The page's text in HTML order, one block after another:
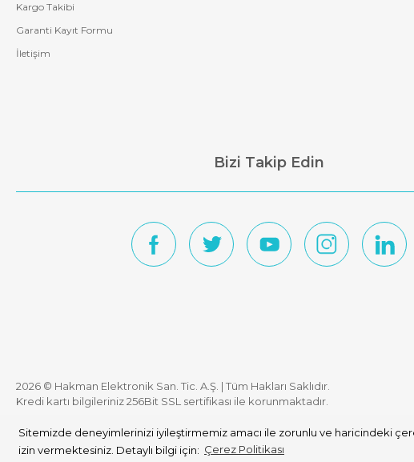
Sitemizde deneyimlerinizi iyileştirmemiz amacı ile zorunlu ve haricindeki
izin vermektesiniz. Detaylı bilgi için: Çerez Politikası
Kargo Takibi
Garanti Kayıt Formu
İletişim
Bizi Takip Edin
2026 © Hakman Elektronik San. Tic. A.Ş. | Tüm Hakları Saklıdır.
Kredi kartı bilgileriniz 256Bit SSL sertifikası ile korunmaktadır.